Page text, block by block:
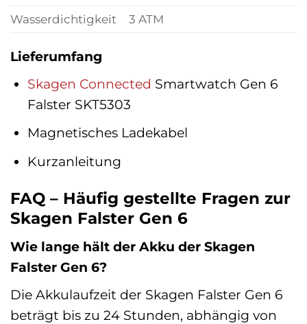
Wasserdichtigkeit
3 ATM
Lieferumfang
Skagen Connected Smartwatch Gen 6
Falster SKT5303
Magnetisches Ladekabel
Kurzanleitung
FAQ – Häufig gestellte Fragen zur
Skagen Falster Gen 6
Wie lange hält der Akku der Skagen
Falster Gen 6?
Die Akkulaufzeit der Skagen Falster Gen 6
beträgt bis zu 24 Stunden, abhängig von